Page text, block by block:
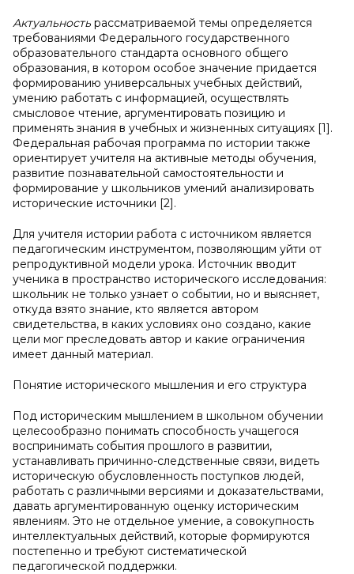
Актуальность рассматриваемой темы определяется
требованиями Федерального государственного
образовательного стандарта основного общего
образования, в котором особое значение придается
формированию универсальных учебных действий,
умению работать с информацией, осуществлять
смысловое чтение, аргументировать позицию и
применять знания в учебных и жизненных ситуациях [1].
Федеральная рабочая программа по истории также
ориентирует учителя на активные методы обучения,
развитие познавательной самостоятельности и
формирование у школьников умений анализировать
исторические источники [2].
Для учителя истории работа с источником является
педагогическим инструментом, позволяющим уйти от
репродуктивной модели урока. Источник вводит
ученика в пространство исторического исследования:
школьник не только узнает о событии, но и выясняет,
откуда взято знание, кто является автором
свидетельства, в каких условиях оно создано, какие
цели мог преследовать автор и какие ограничения
имеет данный материал.
Понятие исторического мышления и его структура
Под историческим мышлением в школьном обучении
целесообразно понимать способность учащегося
воспринимать события прошлого в развитии,
устанавливать причинно-следственные связи, видеть
историческую обусловленность поступков людей,
работать с различными версиями и доказательствами,
давать аргументированную оценку историческим
явлениям. Это не отдельное умение, а совокупность
интеллектуальных действий, которые формируются
постепенно и требуют систематической
педагогической поддержки.